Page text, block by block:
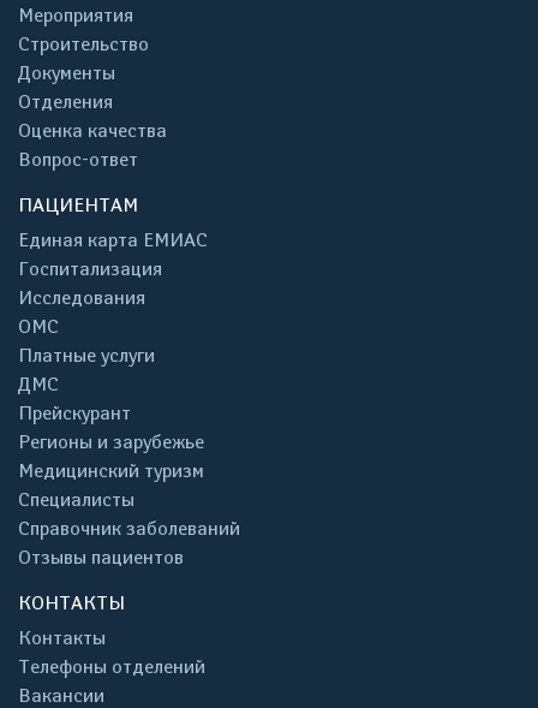
Мероприятия
Строительство
Документы
Отделения
Оценка качества
Вопрос-ответ
ПАЦИЕНТАМ
Единая карта ЕМИАС
Госпитализация
Исследования
ОМС
Платные услуги
ДМС
Прейскурант
Регионы и зарубежье
Медицинский туризм
Специалисты
Справочник заболеваний
Отзывы пациентов
КОНТАКТЫ
Контакты
Телефоны отделений
Вакансии